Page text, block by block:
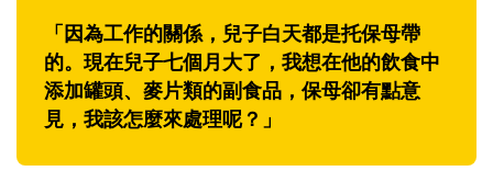
「因為工作的關係，兒子白天都是托保母帶
的。現在兒子七個月大了，我想在他的飲食中
添加罐頭、麥片類的副食品，保母卻有點意
見，我該怎麼來處理呢？」